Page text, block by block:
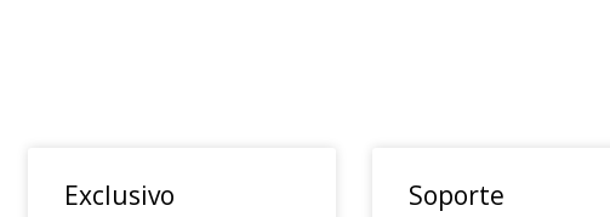
Exclusivo
Soporte